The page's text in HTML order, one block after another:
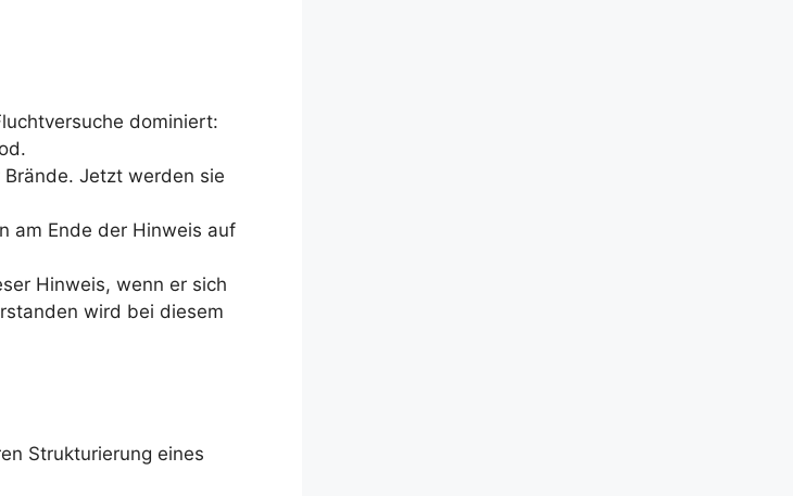
dominiert:
Jetzt werden sie
am Ende der Hinweis auf
Hinweis, wenn er sich
wird bei diesem
Strukturierung eines